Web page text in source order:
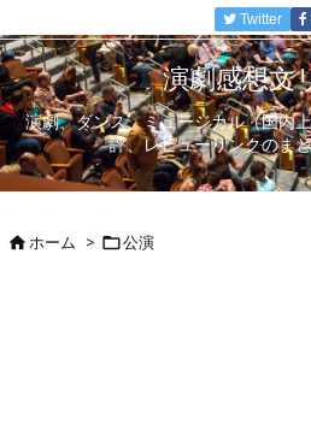
Twitter
演劇感想文
演劇、ダンス、ミュージカル（国内
評、レビューリンクのま
ホーム > 公演